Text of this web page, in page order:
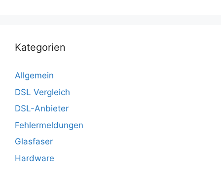
Kategorien
Allgemein
DSL Vergleich
DSL-Anbieter
Fehlermeldungen
Glasfaser
Hardware